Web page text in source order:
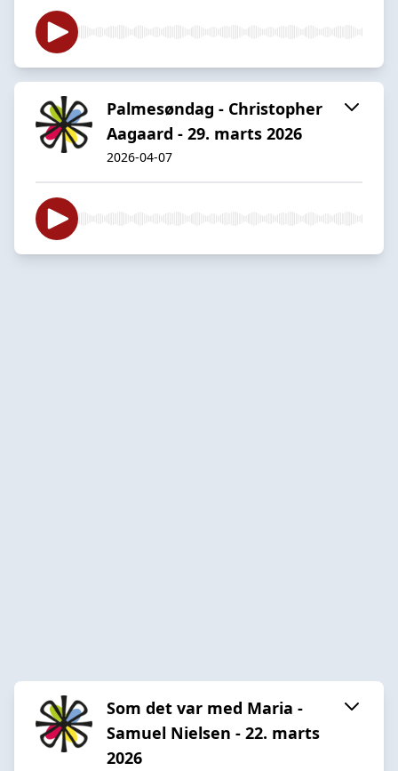
Palmesøndag - Christopher
Aagaard - 29. marts 2026
2026-04-07
Som det var med Maria -
Samuel Nielsen - 22. marts
2026